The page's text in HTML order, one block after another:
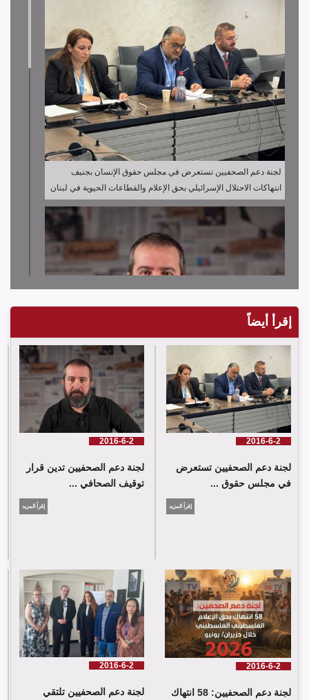
لجنة دعم الصحفيين تستعرض في مجلس حقوق الإنسان بجنيف
انتهاكات الاحتلال الإسرائيلي بحق الإعلام والقطاعات الحيوية في لبنان
لجنة دعم الصحفيين تدين قرار توقيف الصحافي حسن عليق
لجنة دعم الصحفيين: 58 انتهاك بحق الإعلام الفلسطيني خلال حزيران/
يونيو 2026
إقرأ أيضاً
2016-6-2
لجنة دعم الصحفيين تستعرض
في مجلس حقوق ...
إقرأ المزيد
2016-6-2
لجنة دعم الصحفيين تدين قرار
توقيف الصحافي ...
إقرأ المزيد
2016-6-2
لجنة دعم الصحفيين: 58 انتهاك
2016-6-2
لجنة دعم الصحفيين تلتقي